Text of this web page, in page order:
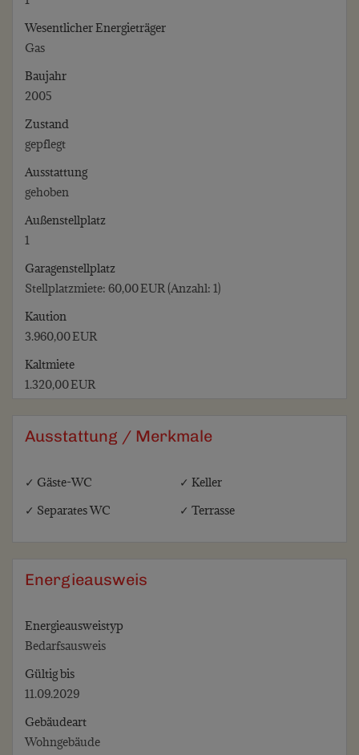
Wesentlicher Energieträger
Gas
Baujahr
2005
Zustand
gepflegt
Ausstattung
gehoben
Außen­stellplatz
1
Garagen­stellplatz
Stellplatzmiete: 60,00 EUR (Anzahl: 1)
Kaution
3.960,00 EUR
Kaltmiete
1.320,00 EUR
Ausstattung / Merkmale
✓ Gäste-WC
✓ Keller
✓ Separates WC
✓ Terrasse
Energieausweis
Energieausweistyp
Bedarfs­ausweis
Gültig bis
11.09.2029
Gebäudeart
Wohngebäude